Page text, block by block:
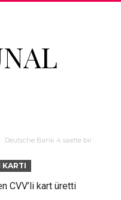
Deutsche Bank 4 saatte bir
KARTI
CVV’li kart üretti